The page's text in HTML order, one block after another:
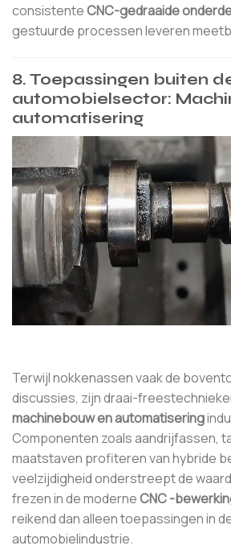
consistenteCNC-gedraaide
gestuurde processen leveren
8. Toepassingen buiten
automobielsector:
automatisering
Terwijl nokkenassen vaak de
discussies, zijn draai-
machinebouw en automatisering
Componenten zoals aandrijfassen,
maatstaven profiteren van hybride
veelzijdigheid onderstreept de
frezen in de moderneCNC -
reikend dan alleen toepassingen in
automobielindustrie.